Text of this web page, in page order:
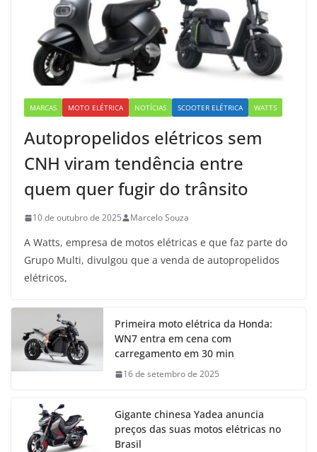
MARCAS MOTO ELÉTRICA NOTÍCIAS SCOOTER ELÉTRICA WATTS
Autopropelidos elétricos sem
CNH viram tendência entre
quem quer fugir do trânsito
10 de outubro de 2025 Marcelo Souza
A Watts, empresa de motos elétricas e que faz parte do
Grupo Multi, divulgou que a venda de autopropelidos
elétricos,
Primeira moto elétrica da Honda:
WN7 entra em cena com
carregamento em 30 min
16 de setembro de 2025
Gigante chinesa Yadea anuncia
preços das suas motos elétricas no
Brasil